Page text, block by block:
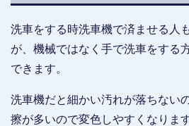
洗車をする時洗車機で済ませる人
が、機械ではなく手で洗車をする
できます。
洗車機だと細かい汚れが落ちない
擦が多いので変色しやすくなります